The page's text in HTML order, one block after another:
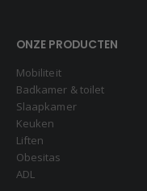
ONZE PRODUCTEN
Mobiliteit
Badkamer & toilet
Slaapkamer
Keuken
Liften
Obesitas
ADL